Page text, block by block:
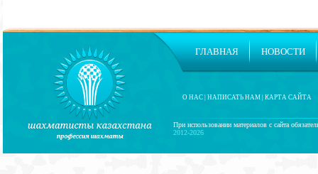
При использовании материалов с сайта
2012-2026
О НАС НАПИСАТЬ НАМ КАРТА САЙТА
ГЛАВНАЯ НОВОСТИ